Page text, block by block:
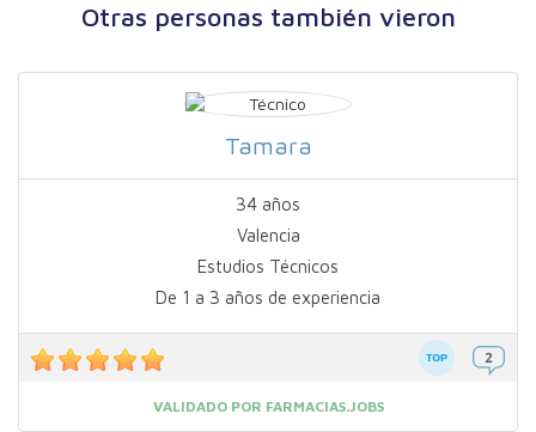
Otras personas también vieron
Tamara
34 años
Valencia
Estudios Técnicos
De 1 a 3 años de experiencia
VALIDADO POR FARMACIAS.JOBS